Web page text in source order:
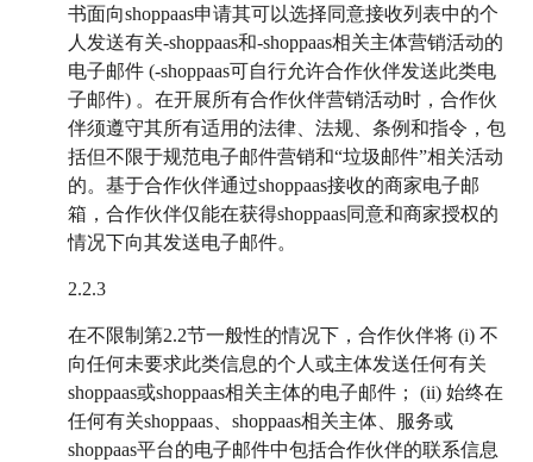
书面向shoppaas申请其可以选择同意接收列表中的个
人发送有关-shoppaas和-shoppaas相关主体营销活动的
电子邮件 (-shoppaas可自行允许合作伙伴发送此类电
子邮件) 。在开展所有合作伙伴营销活动时，合作伙
伴须遵守其所有适用的法律、法规、条例和指令，包
括但不限于规范电子邮件营销和“垃圾邮件”相关活动
的。基于合作伙伴通过shoppaas接收的商家电子邮
箱，合作伙伴仅能在获得shoppaas同意和商家授权的
情况下向其发送电子邮件。
2.2.3
在不限制第2.2节一般性的情况下，合作伙伴将 (i) 不
向任何未要求此类信息的个人或主体发送任何有关
shoppaas或shoppaas相关主体的电子邮件； (ii) 始终在
任何有关shoppaas、shoppaas相关主体、服务或
shoppaas平台的电子邮件中包括合作伙伴的联系信息